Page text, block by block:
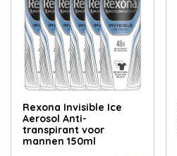
Rexona Invisible Ice
Aerosol Anti-
transpirant voor
mannen 150ml